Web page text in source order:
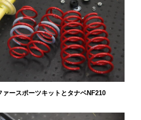
ースポーツキットとタナベNF210